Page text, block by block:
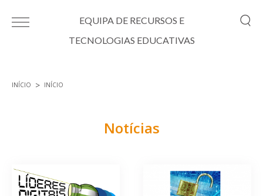
EQUIPA DE RECURSOS E
TECNOLOGIAS EDUCATIVAS
INÍCIO INÍCIO
Notícias
Páginas